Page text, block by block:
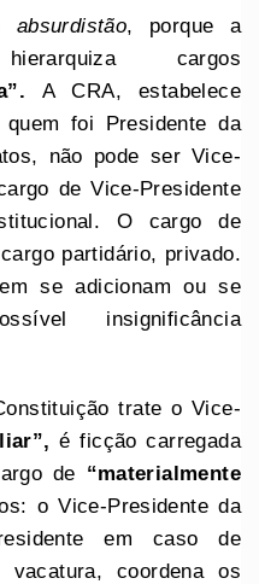
absurdistão, porque a
cargos
A CRA, estabelece
quem foi Presidente da
não pode ser Vice-
de Vice-Presidente
O cargo de
partidário, privado.
se adicionam ou se
insignificância
trate o Vice-
é ficção carregada
de “materialmente
o Vice-Presidente da
em caso de
vacatura, coordena os